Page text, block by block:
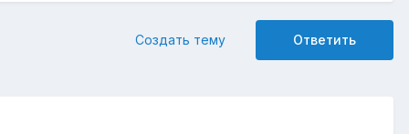
Ответить
Создать тему